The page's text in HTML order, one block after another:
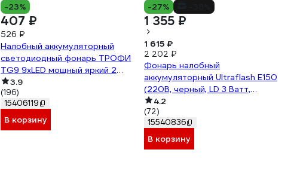
-23%
407 ₽
526 ₽
Налобный аккумуляторный
светодиодный фонарь ТРОФИ
TG9 9xLED мощный яркий 2
режима C0045557
3.9
(196)
15406119
В корзину
-27%
1 355 ₽
1 615 ₽
2 202 ₽
Фонарь налобный
аккумуляторный Ultraflash E150
(220В, черный, LD 3 Ватт,
фокус, 2 ак 3 реж, пласт, бокс)
12188
4.2
(72)
15540836
В корзину